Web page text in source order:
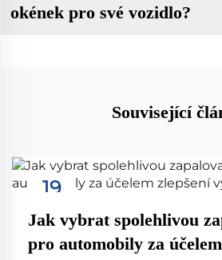
okének pro své vozidlo?
Související
19
Jak vybrat spolehlivou
pro automobily za